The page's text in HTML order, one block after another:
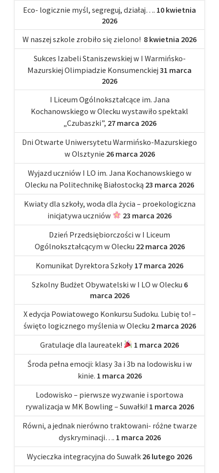
Eco- logicznie myśl, segreguj, działaj…. 10 kwietnia
2026
W naszej szkole zrobiło się zielono! 8 kwietnia 2026
Sukces Izabeli Staniszewskiej w I Warmińsko-
Mazurskiej Olimpiadzie Konsumenckiej 31 marca
2026
I Liceum Ogólnokształcące im. Jana
Kochanowskiego w Olecku wystawiło spektakl
„Czubaszki”, 27 marca 2026
Dni Otwarte Uniwersytetu Warmińsko-Mazurskiego
w Olsztynie 26 marca 2026
Wyjazd uczniów I LO im. Jana Kochanowskiego w
Olecku na Politechnikę Białostocką 23 marca 2026
Kwiaty dla szkoły, woda dla życia – proekologiczna
inicjatywa uczniów
23 marca 2026
Dzień Przedsiębiorczości w I Liceum
Ogólnokształcącym w Olecku 22 marca 2026
Komunikat Dyrektora Szkoły 17 marca 2026
Szkolny Budżet Obywatelski w I LO w Olecku 6
marca 2026
X edycja Powiatowego Konkursu Sudoku. Lubię to! –
święto logicznego myślenia w Olecku 2 marca 2026
Gratulacje dla laureatek!
1 marca 2026
Środa pełna emocji: klasy 3a i 3b na lodowisku i w
kinie. 1 marca 2026
Lodowisko – pierwsze wyzwanie i sportowa
rywalizacja w MK Bowling – Suwałki! 1 marca 2026
Równi, a jednak nierówno traktowani- różne twarze
dyskryminacji…. 1 marca 2026
Wycieczka integracyjna do Suwałk 26 lutego 2026